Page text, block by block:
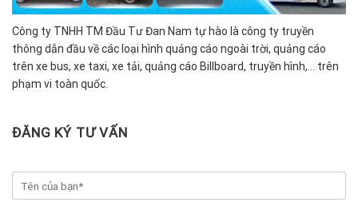
Công ty TNHH TM Đầu Tư Đan Nam tự hào là công ty truyền
thông dẫn đầu về các loại hình quảng cáo ngoài trời, quảng cáo
trên xe bus, xe taxi, xe tải, quảng cáo Billboard, truyền hình,… trên
phạm vi toàn quốc.
ĐĂNG KÝ TƯ VẤN